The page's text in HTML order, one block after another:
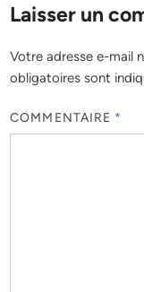
Laisser un
Votre adresse e-mail
obligatoires sont
COMMENTAIRE *